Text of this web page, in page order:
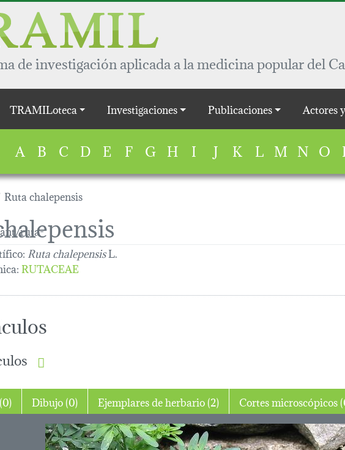
de investigación aplicada a la medicina popular del
TRAMILoteca Investigaciones Publicaciones Actores
A B C D E F G H I J K L M N O
Ruta chalepensis
Ruta chalepensisL.
:RUTACEAE
Scanoteca (0) Dibujo (0) Ejemplares de herbario (2)